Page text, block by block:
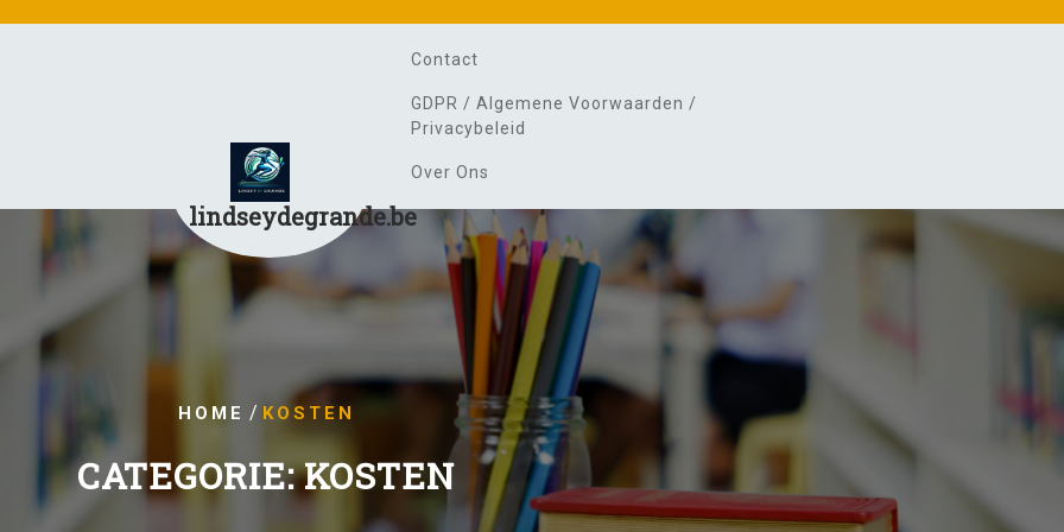
lindseydegrande.be
Contact
GDPR / Algemene Voorwaarden /
Privacybeleid
Over Ons
HOME / KOSTEN
CATEGORIE:KOSTEN